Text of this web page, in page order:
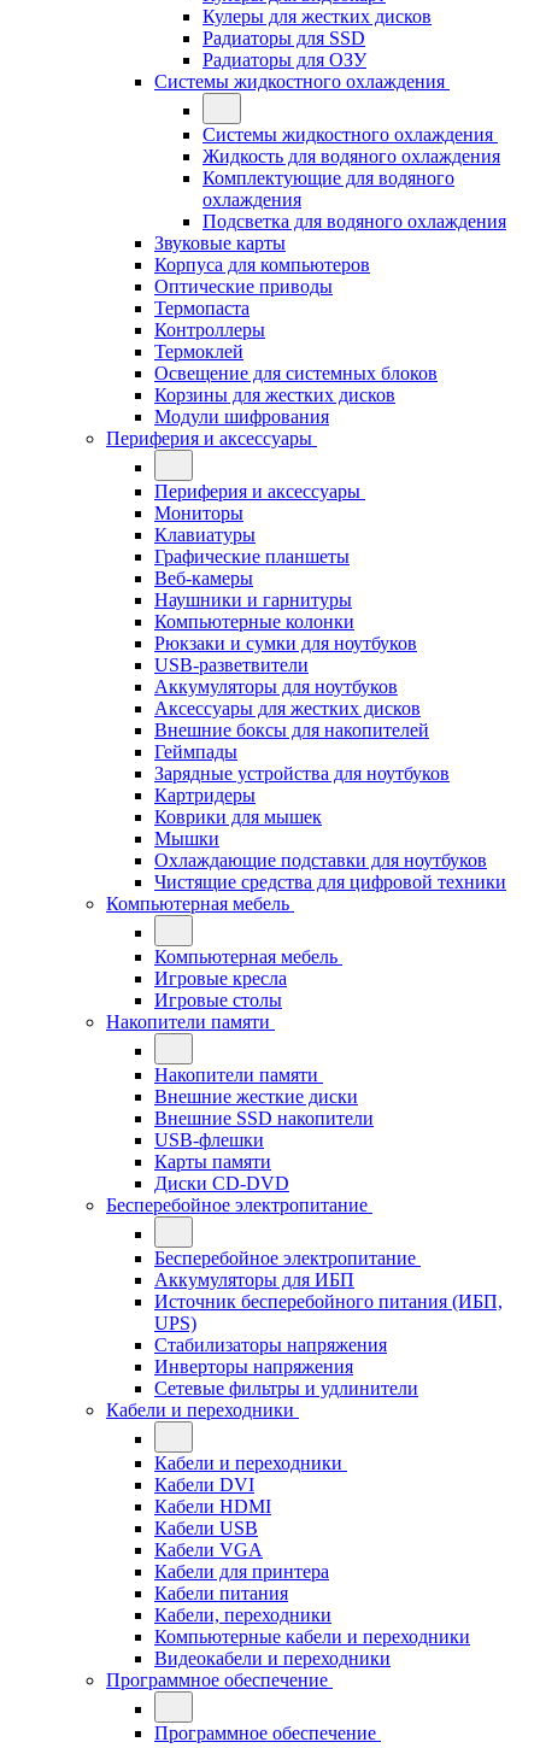
Кулеры для жестких дисков
Радиаторы для SSD
Радиаторы для ОЗУ
Системы жидкостного охлаждения
Системы жидкостного охлаждения
Жидкость для водяного охлаждения
Комплектующие для водяного
охлаждения
Подсветка для водяного охлаждения
Звуковые карты
Корпуса для компьютеров
Оптические приводы
Термопаста
Контроллеры
Термоклей
Освещение для системных блоков
Корзины для жестких дисков
Модули шифрования
Периферия и аксессуары
Периферия и аксессуары
Мониторы
Клавиатуры
Графические планшеты
Веб-камеры
Наушники и гарнитуры
Компьютерные колонки
Рюкзаки и сумки для ноутбуков
USB-разветвители
Аккумуляторы для ноутбуков
Аксессуары для жестких дисков
Внешние боксы для накопителей
Геймпады
Зарядные устройства для ноутбуков
Картридеры
Коврики для мышек
Мышки
Охлаждающие подставки для ноутбуков
Чистящие средства для цифровой техники
Компьютерная мебель
Компьютерная мебель
Игровые кресла
Игровые столы
Накопители памяти
Накопители памяти
Внешние жесткие диски
Внешние SSD накопители
USB-флешки
Карты памяти
Диски CD-DVD
Бесперебойное электропитание
Бесперебойное электропитание
Аккумуляторы для ИБП
Источник бесперебойного питания (ИБП,
UPS)
Стабилизаторы напряжения
Инверторы напряжения
Сетевые фильтры и удлинители
Кабели и переходники
Кабели и переходники
Кабели DVI
Кабели HDMI
Кабели USB
Кабели VGA
Кабели для принтера
Кабели питания
Кабели, переходники
Компьютерные кабели и переходники
Видеокабели и переходники
Программное обеспечение
Программное обеспечение